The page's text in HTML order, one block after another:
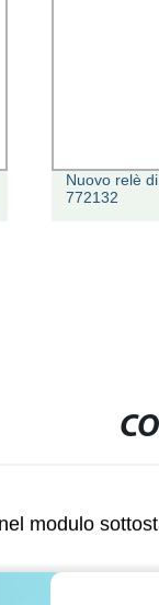
Nuovo relè
772132
modulo